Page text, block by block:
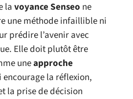
lavoyance Senseo ne
une méthode infaillible ni
prédire l’avenir avec
Elle doit plutôt être
uneapproche
encourage la réflexion,
la prise de décision